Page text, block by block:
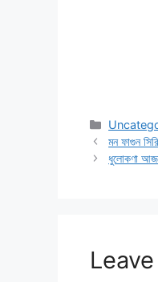
মন ফাগুন
ধুলোকণা